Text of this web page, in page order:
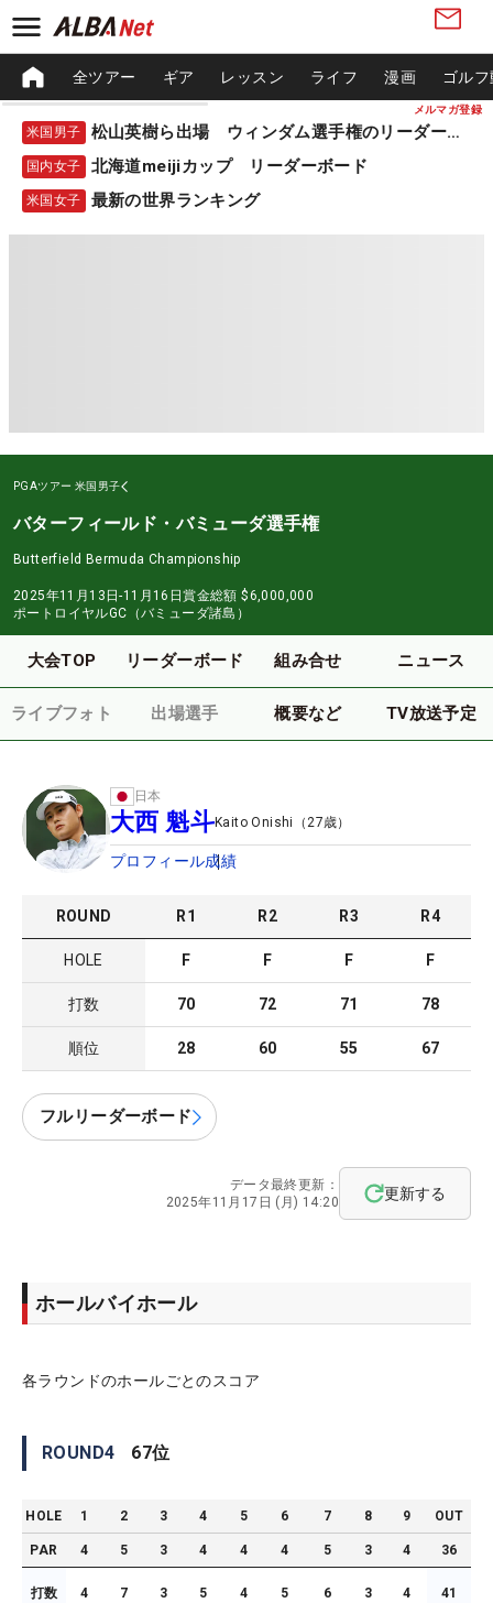
メルマガ登録
全ツアー ギア レッスン ライフ 漫画 ゴル
米国男子 松山英樹ら出場 ウィンダム選手権のリーダーボード
国内女子 北海道meijiカップ リーダーボード
米国女子 最新の世界ランキング
PGAツアー 米国男子
バターフィールド・バミューダ選手権
Butterfield Bermuda Championship
2025年11月13日-11月16日賞金総額 $6,000,000
ポートロイヤルGC（バミューダ諸島）
大会TOP リーダーボード 組み合せ ニュース
ライブフォト 出場選手 概要など TV放送予定
日本
大西 魁斗Kaito Onishi （ 27歳）
プロフィール成績
ROUND R1 R2 R3 R4
HOLE F F F F
打数 70 72 71 78
順位 28 60 55 67
フルリーダーボード
データ最終更新：
2025年11月17日 (月) 14:20
更新する
ホールバイホール
各ラウンドのホールごとのスコア
ROUND4 67位
HOLE 1 2 3 4 5 6 7 8 9 OUT
PAR 4 5 3 4 4 4 5 3 4 36
打数 4 7 3 5 4 5 6 3 4 41